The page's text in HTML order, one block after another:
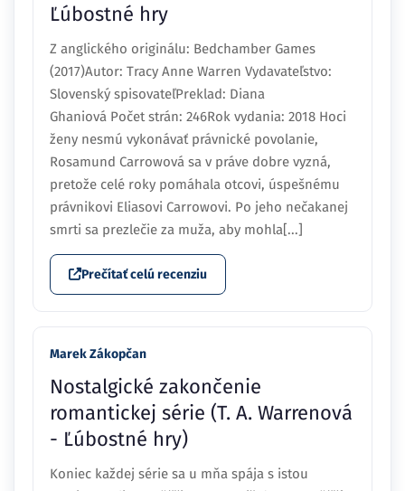
Ľúbostné hry
Z anglického originálu: Bedchamber Games
(2017)Autor: Tracy Anne Warren Vydavateľstvo:
Slovenský spisovateľPreklad: Diana
Ghaniová Počet strán: 246Rok vydania: 2018 Hoci
ženy nesmú vykonávať právnické povolanie,
Rosamund Carrowová sa v práve dobre vyzná,
pretože celé roky pomáhala otcovi, úspešnému
právnikovi Eliasovi Carrowovi. Po jeho nečakanej
smrti sa prezlečie za muža, aby mohla[...]
Prečítať celú recenziu
Marek Zákopčan
Nostalgické zakončenie
romantickej série (T. A. Warrenová
- Ľúbostné hry)
Koniec každej série sa u mňa spája s istou